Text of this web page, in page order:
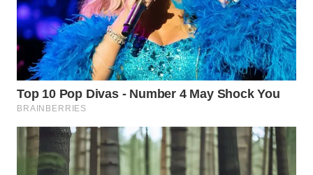
WN
KUNINGAN
WN
MAJALENGKA
WN
SUBANG